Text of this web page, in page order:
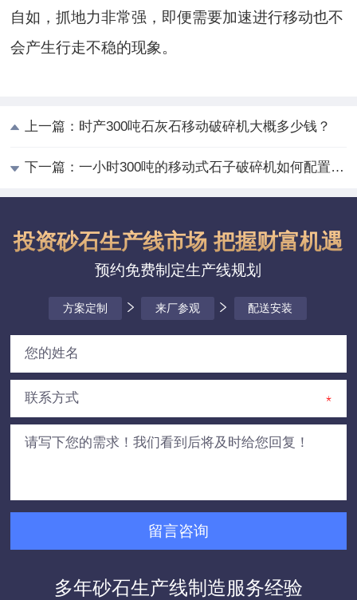
自如，抓地力非常强，即便需要加速进行移动也不
会产生行走不稳的现象。
上一篇： 时产300吨石灰石移动破碎机大概多少钱？
下一篇： 一小时300吨的移动式石子破碎机如何配置效率高？
投资砂石生产线市场 把握财富机遇
预约免费制定生产线规划
方案定制 来厂参观 配送安装
多年砂石生产线制造服务经验